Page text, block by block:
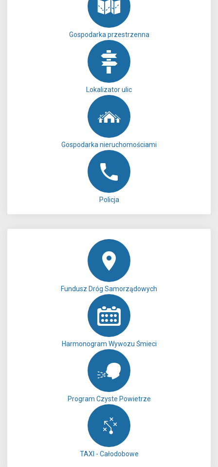
Gospodarka przestrzenna
Lokalizator ulic
Gospodarka nieruchomościami
Policja
Fundusz Dróg Samorządowych
Harmonogram Wywozu Śmieci
Program Czyste Powietrze
TAXI - Całodobowe